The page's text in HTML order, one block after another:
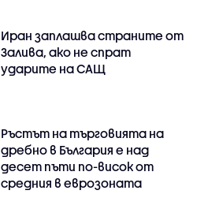
Иран заплашва страните от
Залива, ако не спрат
ударите на САЩ
Ръстът на търговията на
дребно в България е над
десет пъти по-висок от
средния в еврозоната